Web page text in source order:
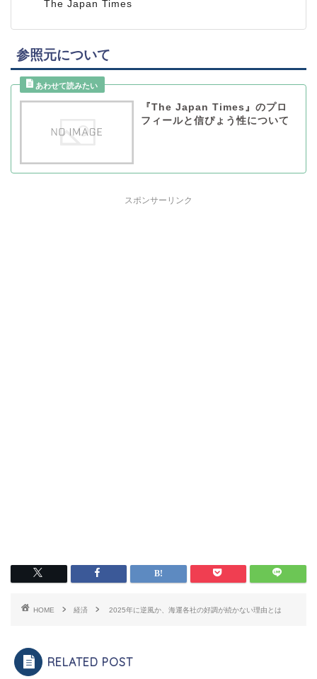
The Japan Times
参照元について
『The Japan Times』のプロ
フィールと信ぴょう性について
スポンサーリンク
HOME 経済 2025年に逆風か、海運各社の好調が続かない理由とは
RELATED POST